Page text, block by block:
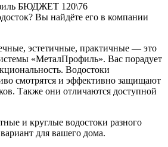
БЮДЖЕТ 120\76
Вы найдёте его в компании
эстетичные, практичные ― это
«МеталПрофиль». Вас порадует
Водостоки
смотрятся и эффективно защищают
Также они отличаются доступной
и круглые водостоки разного
для вашего дома.